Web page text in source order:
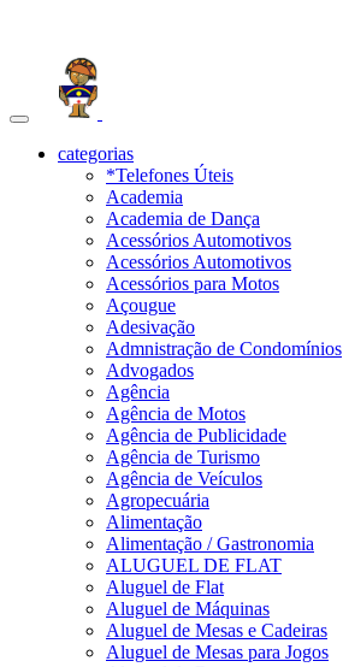
Toggle
navigationcategorias
*Telefones Úteis
Academia
Academia de Dança
Acessórios Automotivos
Acessórios Automotivos
Acessórios para Motos
Açougue
Adesivação
Admnistração de Condomínios
Advogados
Agência
Agência de Motos
Agência de Publicidade
Agência de Turismo
Agência de Veículos
Agropecuária
Alimentação
Alimentação / Gastronomia
ALUGUEL DE FLAT
Aluguel de Flat
Aluguel de Máquinas
Aluguel de Mesas e Cadeiras
Aluguel de Mesas para Jogos